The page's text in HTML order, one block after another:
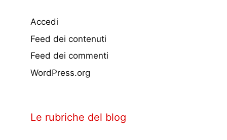
Accedi
Feed dei contenuti
Feed dei commenti
WordPress.org
Le rubriche del blog